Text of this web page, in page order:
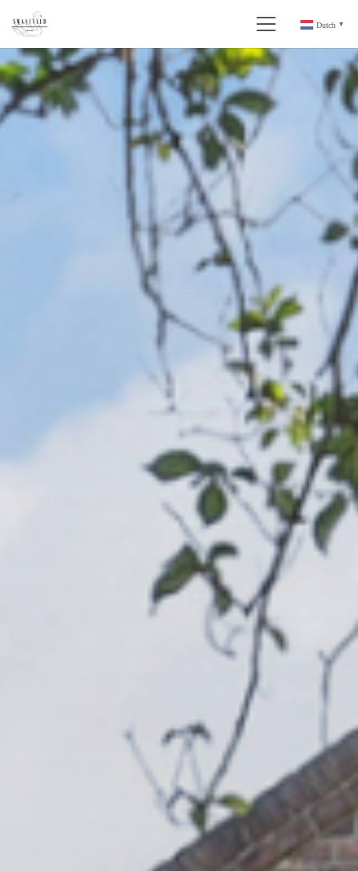
Dutch ▼